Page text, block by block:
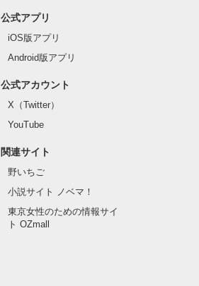
公式アプリ
iOS版アプリ
Android版アプリ
公式アカウント
X（Twitter）
YouTube
関連サイト
野いちご
小説サイト ノベマ！
東京女性のための情報サイ
ト OZmall